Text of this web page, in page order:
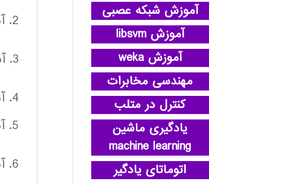
2. آنالايزرهاي كلر و DRP
3. آنالايزرهاي نيتروژن
4. آنالايزرهاي PH
5. آنالايزرهاي هدايت الكتريكي
6. آنالايزرهاي شفافيت
آموزش شبکه عصبی
آموزش libsvm
آموزش weka
مهندسی مخابرات
کنترل در متلب
یادگیری ماشین
machine learning
اتوماتای یادگیر